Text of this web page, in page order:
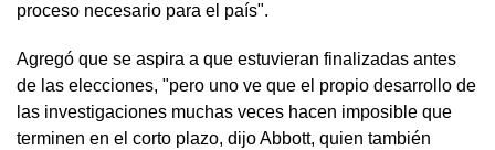
proceso necesario para el país".
Agregó que se aspira a que estuvieran finalizadas antes
de las elecciones, "pero uno ve que el propio desarrollo de
las investigaciones muchas veces hacen imposible que
terminen en el corto plazo, dijo Abbott, quien también